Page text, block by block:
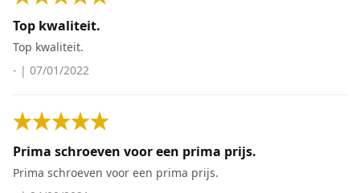
Top kwaliteit.
Top kwaliteit.
- | 07/01/2022
Prima schroeven voor een prima prijs.
Prima schroeven voor een prima prijs.